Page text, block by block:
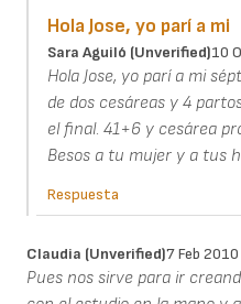
Hola Jose, yo parí a mi
Sara Aguiló (unverified)10
Hola Jose, yo parí a mi
de dos cesáreas y 4
el final. 41+6 y cesárea
Besos a tu mujer y a tus
Respuesta
Claudia (unverified)7 Feb 2010
Pues nos sirve para ir